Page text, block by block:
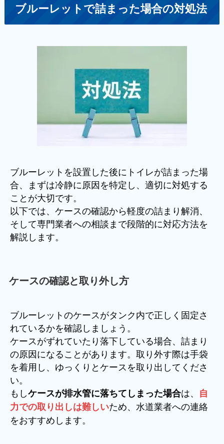
ブルーレットで詰まった場合の対処法
ブルーレットを設置した後にトイレが詰まった場
合、まずは冷静に原因を特定し、適切に対処する
ことが大切です。
以下では、ケースの確認から軽度の詰まり解消、
そして専門業者への相談まで段階的に対応方法を
解説します。
ケースの確認と取り外し方
ブルーレットのケースがタンク内で正しく固定さ
れているかを確認しましょう。
ケースがずれていたり落下している場合、詰まり
の原因になることがあります。取り外す際は手袋
を着用し、ゆっくりとケースを取り出してくださ
い。
もしケースが排水管に落ちてしまった場合は、 自
力での取り出しは難しいため、水道業者への連絡
をおすすめします。